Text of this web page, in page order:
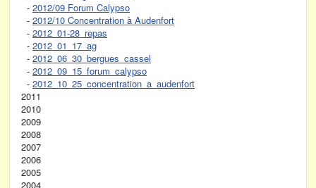
- 2012/09 Forum Calypso
- 2012/10 Concentration à Audenfort
- 2012_01-28_repas
- 2012_01_17_ag
- 2012_06_30_bergues_cassel
- 2012_09_15_forum_calypso
- 2012_10_25_concentration_a_audenfort
2011
2010
2009
2008
2007
2006
2005
2004